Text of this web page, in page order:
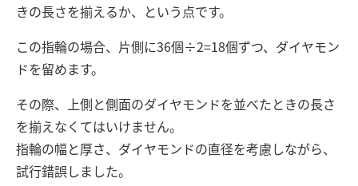
きの長さを揃えるか、という点です。
この指輪の場合、片側に36個÷2=18個ずつ、ダイヤモン
ドを留めます。
その際、上側と側面のダイヤモンドを並べたときの長さ
を揃えなくてはいけません。
指輪の幅と厚さ、ダイヤモンドの直径を考慮しながら、
試行錯誤しました。